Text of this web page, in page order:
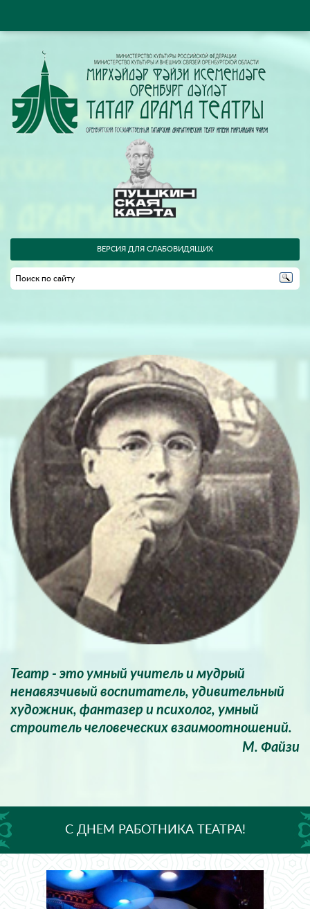
ВЕРСИЯ ДЛЯ СЛАБОВИДЯЩИХ
Театр - это умный учитель и мудрый
ненавязчивый воспитатель, удивительный
художник, фантазер и психолог, умный
строитель человеческих взаимоотношений.
М. Файзи
С ДНЕМ РАБОТНИКА ТЕАТРА!